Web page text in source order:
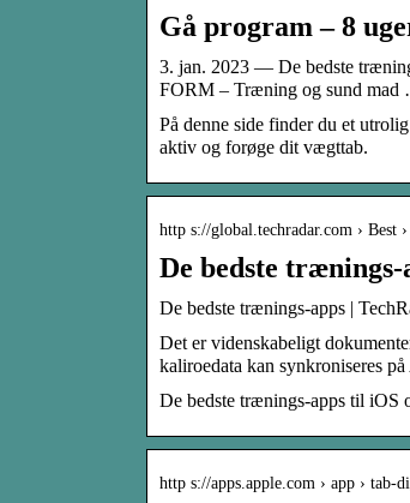
Gå program – 8
3. jan. 2023 — De bedste
FORM – Træning og sund mad
På denne side finder du et
aktiv og forøge dit vægttab.
http s://global.techradar.com › Best
De bedste
De bedste trænings-apps |
Det er videnskabeligt
kaliroedata kan synkroniseres
De bedste trænings-apps til iOS
http s://apps.apple.com › app › tab-